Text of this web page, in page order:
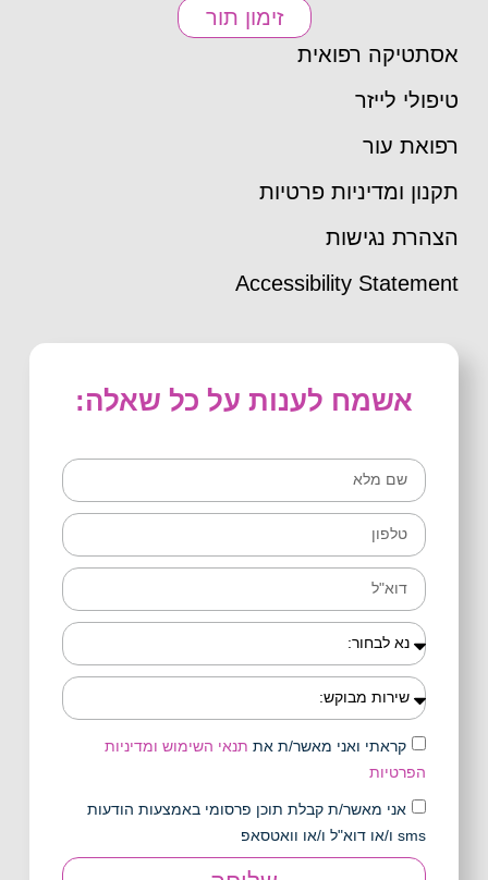
זימון תור
אסתטיקה רפואית
טיפולי לייזר
רפואת עור
תקנון ומדיניות פרטיות
הצהרת נגישות
Accessibility Statement
אשמח לענות על כל שאלה:
קראתי ואני מאשר/ת אתתנאי השימוש ומדיניות
הפרטיות
אני מאשר/ת קבלת תוכן פרסומי באמצעות הודעות
sms ו/או דוא"ל ו/או וואטסאפ